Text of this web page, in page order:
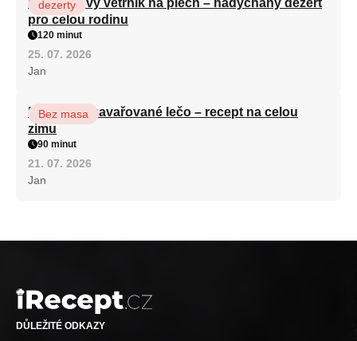
pro celou rodinu
dezerty
120 minut
25. 07. 2026
Jan
Babiččino zavařované lečo – recept na celou
zimu
Bez masa
90 minut
21. 07. 2026
Jan
DŮLEŽITÉ ODKAZY